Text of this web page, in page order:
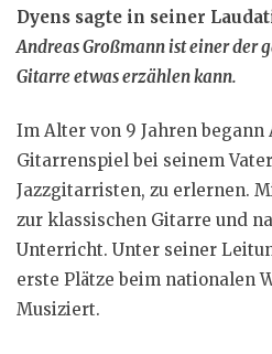
Dyens sagte in seiner
Andreas Großmann ist einer der
Gitarre etwas erzählen kann.
Im Alter von 9 Jahren begann
Gitarrenspiel bei seinem
Jazzgitarristen, zu erlernen.
zur klassischen Gitarre und
Unterricht. Unter seiner
erste Plätze beim nationalen
Musiziert.